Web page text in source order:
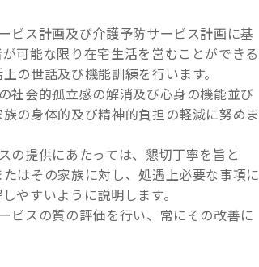
ビス計画及び介護予防サービス計画に基
可能な限り在宅生活を営むことができる
の世話及び機能訓練を行います。
社会的孤立感の解消及び心身の機能並び
族の身体的及び精神的負担の軽減に努めま
の提供にあたっては、懇切丁寧を旨と
たはその家族に対し、処遇上必要な事項に
やすいように説明します。
ビスの質の評価を行い、常にその改善に